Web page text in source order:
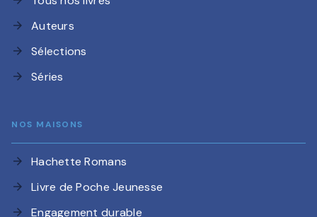
arrow_forward Auteurs
arrow_forward Sélections
arrow_forward Séries
NOS MAISONS
arrow_forward Hachette Romans
arrow_forward Livre de Poche Jeunesse
arrow_forward Engagement durable